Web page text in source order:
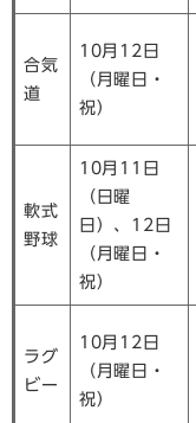
合気
道
10月12日
（月曜日・
祝）
軟式
野球
10月11日
（日曜
日）、12日
（月曜日・
祝）
ラグ
ビー
10月12日
（月曜日・
祝）